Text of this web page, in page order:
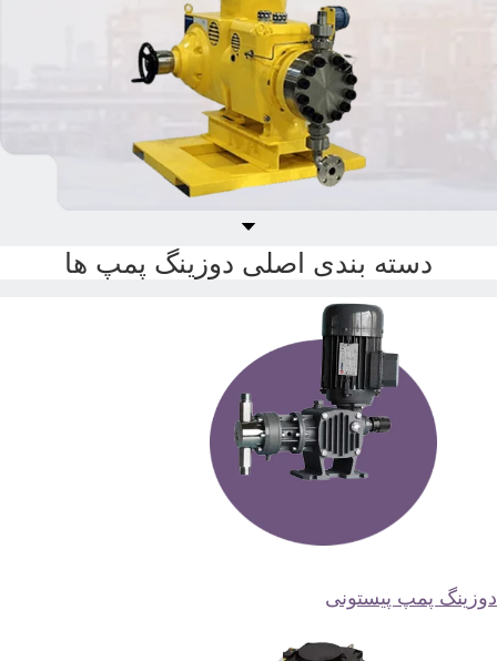
دسته بندی اصلی دوزینگ پمپ ها
دوزینگ پمپ پیستونی